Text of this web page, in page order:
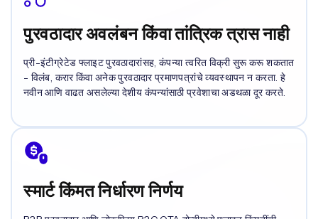
पुरवठादार अवलंबन किंवा तांत्रिक त्रास नाही
प्री-इंटीग्रेटेड फ्लाइट पुरवठादारांसह, कंपन्या त्वरित विक्री सुरू करू शकतात
- विलंब, करार किंवा अनेक पुरवठादार प्रमाणपत्रांचे व्यवस्थापन न करता. हे
नवीन आणि वाढत असलेल्या देशीय कंपन्यांसाठी प्रवेशाचा अडथळा दूर करते.
स्मार्ट किंमत निर्धारण निर्णय